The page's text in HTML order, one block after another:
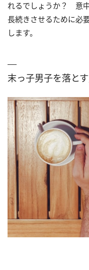
れるでしょうか？ 意
長続きさせるために必
します。
末っ子男子を落と